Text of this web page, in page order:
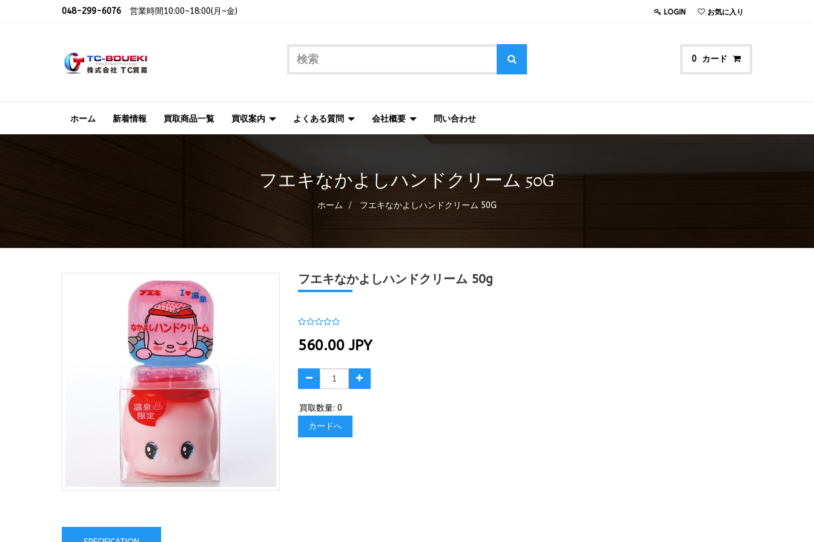
048-299-6076 営業時間10:00~18:00(月~金) LOGIN お気に入り
0 カード
ホーム 新着情報 買取商品一覧 買収案内 よくある質問 会社概要 問い合わせ
フエキなかよしハンドクリーム 50G
ホーム フエキなかよしハンドクリーム 50G
フエキなかよしハンドクリーム 50g
560.00 JPY
買取数量: 0
カードへ